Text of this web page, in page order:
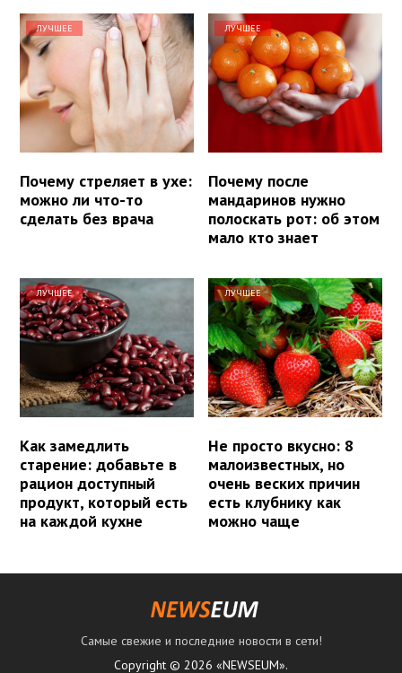
ЛУЧШЕЕ
Почему стреляет в ухе:
можно ли что-то
сделать без врача
ЛУЧШЕЕ
Почему после
мандаринов нужно
полоскать рот: об этом
мало кто знает
ЛУЧШЕЕ
Как замедлить
старение: добавьте в
рацион доступный
продукт, который есть
на каждой кухне
ЛУЧШЕЕ
Не просто вкусно: 8
малоизвестных, но
очень веских причин
есть клубнику как
можно чаще
Самые свежие и последние новости в сети!
Copyright © 2026 «NEWSEUM».